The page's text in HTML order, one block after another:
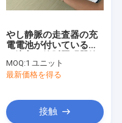
やし静脈の走査器の充
電電池が付いている管
脈の撮像装置
MOQ:1 ユニット
最新価格を得る
接触